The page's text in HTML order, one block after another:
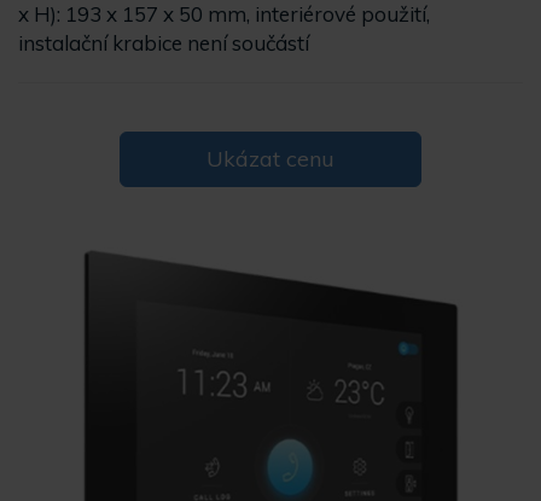
x H): 193 x 157 x 50 mm, interiérové použití,
instalační krabice není součástí
Ukázat cenu